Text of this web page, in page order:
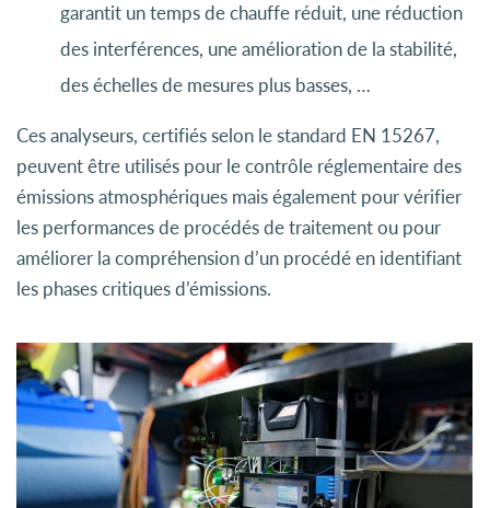
garantit un temps de chauffe réduit, une réduction
des interférences, une amélioration de la stabilité,
des échelles de mesures plus basses, …
Ces analyseurs, certifiés selon le standard EN 15267,
peuvent être utilisés pour le contrôle réglementaire des
émissions atmosphériques mais également pour vérifier
les performances de procédés de traitement ou pour
améliorer la compréhension d’un procédé en identifiant
les phases critiques d’émissions.